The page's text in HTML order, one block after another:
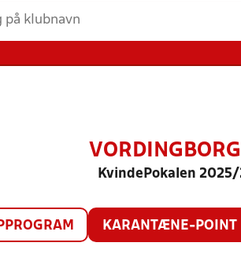
KvindePokalen
KARANTÆNE-POINT